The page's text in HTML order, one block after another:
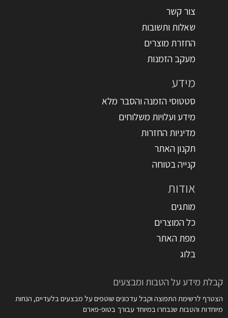
צור קשר
שאלות ותשובות
החזרת מוצרים
מעקב הזמנות
מידע
סטטוסי הזמנה והסבר מלא
מידע ועלויות משלוחים
מדיניות החזרות
תקנון האתר
קנייה בטוחה
אודות
מותגים
כל המוצרים
מפת האתר
בלוג
קבלת מידע על הטבות ומבצעים
הצטרף לרשימת התפוצה וקבל עדכונים שוטפים על מבצעים בלעדיים, הנחות
מיוחדות והטבות שנבחרו במיוחד עבורך בטופ-פארם